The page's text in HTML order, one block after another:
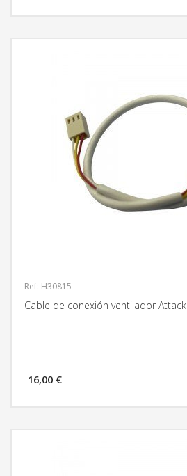
Ref: H30815
Cable de conexión ventilador Attack
16,00 €